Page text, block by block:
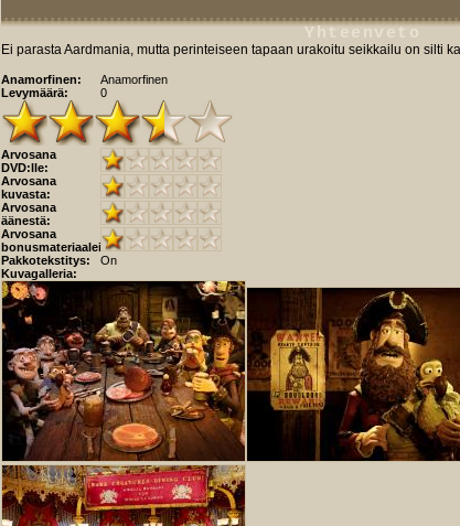
Yhteenveto
Ei parasta Aardmania, mutta perinteiseen tapaan urakoitu seikkailu on silti
Anamorfinen:
Anamorfinen
Levymäärä:
0
Arvosana
DVD:lle:
Arvosana
kuvasta:
Arvosana
äänestä:
Arvosana
bonusmateriaaleista:
Pakkotekstitys:
On
Kuvagalleria: